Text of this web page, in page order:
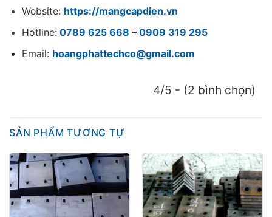
Website: https://mangcapdien.vn
Hotline: 0789 625 668 – 0909 319 295
Email: hoangphattechco@gmail.com
4/5 - (2 bình chọn)
SẢN PHẨM TƯƠNG TỰ